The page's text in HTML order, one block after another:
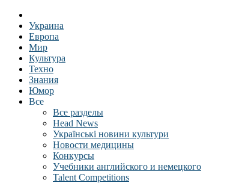
Украина
Европа
Мир
Культура
Техно
Знания
Юмор
Все
Все разделы
Head News
Українські новини культури
Новости медицины
Конкурсы
Учебники английского и немецкого
Talent Competitions